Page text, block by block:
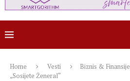
Home Vesti Biznis & Finansije
„Sosijete Ženeral“